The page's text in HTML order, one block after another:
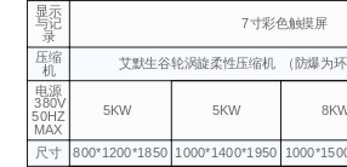
显示
与记
录
7寸彩色触摸屏
压缩
机
艾默生谷轮涡旋柔性压缩机
（防爆为
电源
380V
50HZ
MAX
5KW 5KW
尺寸 800*1200*1850 1000*1400*1950